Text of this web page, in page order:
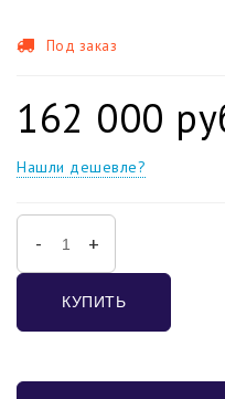
Под заказ
162 000
Нашли дешевле?
- +
КУПИТЬ